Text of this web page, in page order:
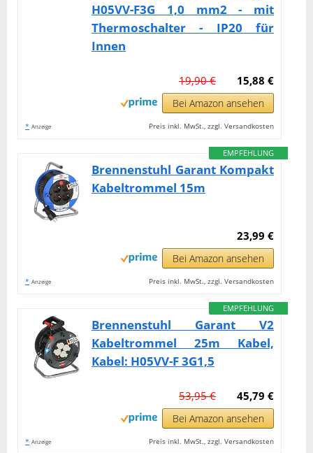
H05VV-F3G 1,0 mm2 - mit
Thermoschalter - IP20 für
Innen
15,88 €
19,90 €
Bei Amazon ansehen
* Anzeige Preis inkl. MwSt., zzgl. Versandkosten
EMPFEHLUNG
Brennenstuhl Garant Kompakt
Kabeltrommel 15m
23,99 €
Bei Amazon ansehen
* Anzeige Preis inkl. MwSt., zzgl. Versandkosten
EMPFEHLUNG
Brennenstuhl Garant V2
Kabeltrommel 25m Kabel,
Kabel: H05VV-F 3G1,5
45,79 €
53,95 €
Bei Amazon ansehen
* Anzeige Preis inkl. MwSt., zzgl. Versandkosten